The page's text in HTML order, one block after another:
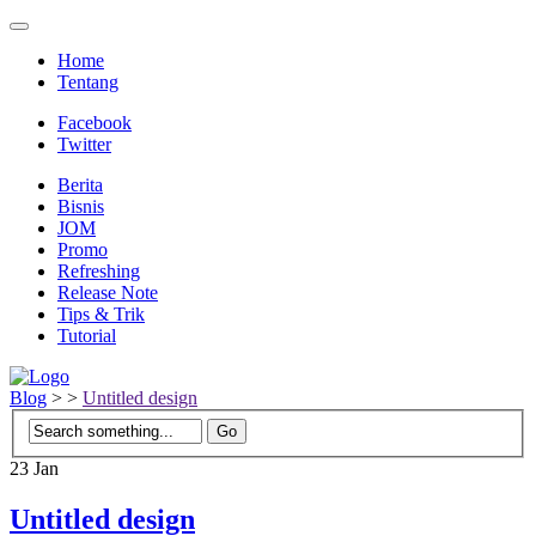
Home
Tentang
Facebook
Twitter
Berita
Bisnis
JOM
Promo
Refreshing
Release Note
Tips & Trik
Tutorial
Blog > > Untitled design
23 Jan
Untitled design